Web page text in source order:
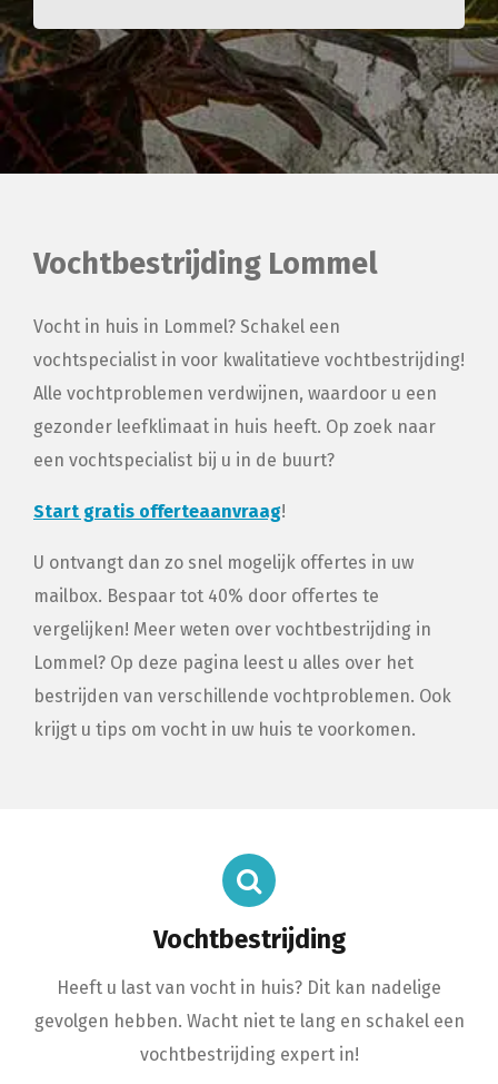
Vochtbestrijding Lommel
Vocht in huis in Lommel? Schakel een
vochtspecialist in voor kwalitatieve vochtbestrijding!
Alle vochtproblemen verdwijnen, waardoor u een
gezonder leefklimaat in huis heeft. Op zoek naar
een vochtspecialist bij u in de buurt?
Start gratis offerteaanvraag!
U ontvangt dan zo snel mogelijk offertes in uw
mailbox. Bespaar tot 40% door offertes te
vergelijken! Meer weten over vochtbestrijding in
Lommel? Op deze pagina leest u alles over het
bestrijden van verschillende vochtproblemen. Ook
krijgt u tips om vocht in uw huis te voorkomen.
Vochtbestrijding
Heeft u last van vocht in huis? Dit kan nadelige
gevolgen hebben. Wacht niet te lang en schakel een
vochtbestrijding expert in!